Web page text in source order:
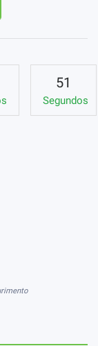
50
Segundos